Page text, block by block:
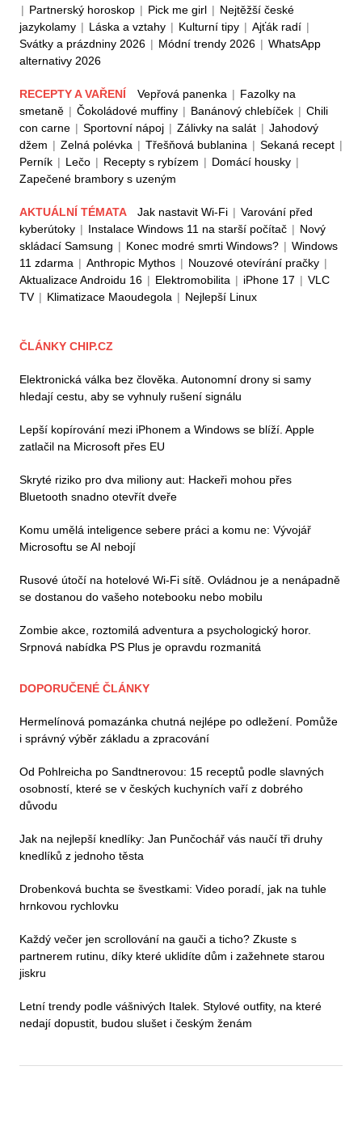
| Partnerský horoskop | Pick me girl | Nejtěžší české
jazykolamy | Láska a vztahy | Kulturní tipy | Ajťák radí |
Svátky a prázdniny 2026 | Módní trendy 2026 | WhatsApp
alternativy 2026
RECEPTY A VAŘENÍ Vepřová panenka | Fazolky na
smetaně | Čokoládové muffiny | Banánový chlebíček | Chili
con carne | Sportovní nápoj | Zálivky na salát | Jahodový
džem | Zelná polévka | Třešňová bublanina | Sekaná recept |
Perník | Lečo | Recepty s rybízem | Domácí housky |
Zapečené brambory s uzeným
AKTUÁLNÍ TÉMATA Jak nastavit Wi-Fi | Varování před
kyberútoky | Instalace Windows 11 na starší počítač | Nový
skládací Samsung | Konec modré smrti Windows? | Windows
11 zdarma | Anthropic Mythos | Nouzové otevírání pračky |
Aktualizace Androidu 16 | Elektromobilita | iPhone 17 | VLC
TV | Klimatizace Maoudegola | Nejlepší Linux
ČLÁNKY CHIP.CZ
Elektronická válka bez člověka. Autonomní drony si samy
hledají cestu, aby se vyhnuly rušení signálu
Lepší kopírování mezi iPhonem a Windows se blíží. Apple
zatlačil na Microsoft přes EU
Skryté riziko pro dva miliony aut: Hackeři mohou přes
Bluetooth snadno otevřít dveře
Komu umělá inteligence sebere práci a komu ne: Vývojář
Microsoftu se AI nebojí
Rusové útočí na hotelové Wi-Fi sítě. Ovládnou je a nenápadně
se dostanou do vašeho notebooku nebo mobilu
Zombie akce, roztomilá adventura a psychologický horor.
Srpnová nabídka PS Plus je opravdu rozmanitá
DOPORUČENÉ ČLÁNKY
Hermelínová pomazánka chutná nejlépe po odležení. Pomůže
i správný výběr základu a zpracování
Od Pohlreicha po Sandtnerovou: 15 receptů podle slavných
osobností, které se v českých kuchyních vaří z dobrého
důvodu
Jak na nejlepší knedlíky: Jan Punčochář vás naučí tři druhy
knedlíků z jednoho těsta
Drobenková buchta se švestkami: Video poradí, jak na tuhle
hrnkovou rychlovku
Každý večer jen scrollování na gauči a ticho? Zkuste s
partnerem rutinu, díky které uklidíte dům i zažehnete starou
jiskru
Letní trendy podle vášnivých Italek. Stylové outfity, na které
nedají dopustit, budou slušet i českým ženám